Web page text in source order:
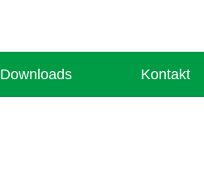
Downloads Kontakt